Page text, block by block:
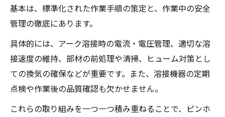
基本は、標準化された作業手順の策定と、作業中の安全
管理の徹底にあります。
具体的には、アーク溶接時の電流・電圧管理、適切な溶
接速度の維持、部材の前処理や清掃、ヒューム対策とし
ての換気の確保などが重要です。また、溶接機器の定期
点検や作業後の品質確認も欠かせません。
これらの取り組みを一つ一つ積み重ねることで、ピンホ